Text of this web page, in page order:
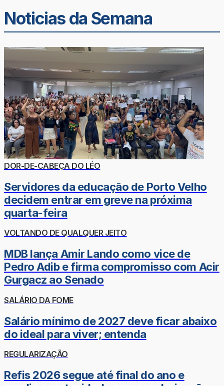
Noticias da Semana
DOR-DE-CABEÇA DO LÉO
Servidores da educação de Porto Velho
decidem entrar em greve na próxima
quarta-feira
VOLTANDO DE QUALQUER JEITO
MDB lança Amir Lando como vice de
Pedro Adib e firma compromisso com Acir
Gurgacz ao Senado
SALÁRIO DA FOME
Salário mínimo de 2027 deve ficar abaixo
do ideal para viver; entenda
REGULARIZAÇÃO
Refis 2026 segue até final do ano e